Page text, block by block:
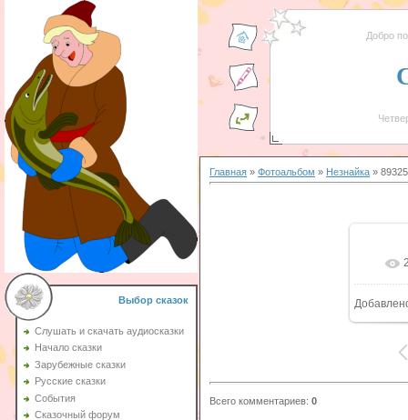
Выбор сказок
Слушать и скачать аудиосказки
Начало сказки
Зарубежные сказки
Русские сказки
События
Сказочный форум
Добро
Главная » Фотоальбом » Незнайка »
Всего комментариев: 0